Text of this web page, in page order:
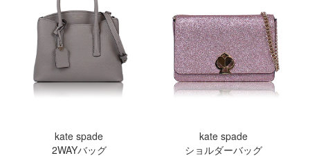
kate spade
2WAYバッグ
kate spade
ショルダーバッグ